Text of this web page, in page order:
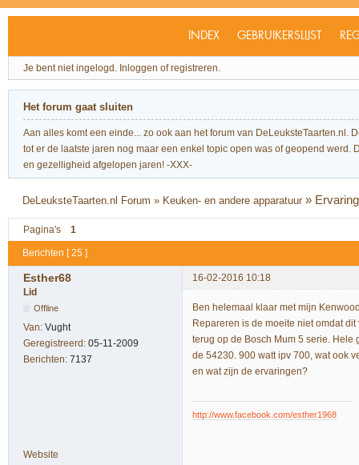
INDEX GEBRUIKERSLIJST
Je bent niet ingelogd. Inloggen of registreren.
Het forum gaat sluiten
Aan alles komt een einde... zo ook aan het forum van
tot er de laatste jaren nog maar een enkel topic open was of geopend
en gezelligheid afgelopen jaren! -XXX-
DeLeuksteTaarten.nl Forum » Keuken- en andere apparatuur »
Pagina's 1
Berichten [ 25 ]
Esther68
16-02-2016 10:18
Lid
Offline
Van: Vught
Geregistreerd: 05-11-2009
Berichten: 7137
Ben helemaal klaar met mijn
Repareren is de moeite niet omdat
terug op de Bosch Mum 5 serie.
de 54230. 900 watt ipv 700, wat ook
en wat zijn de ervaringen?
http://www.facebook.com/esther1968
Website